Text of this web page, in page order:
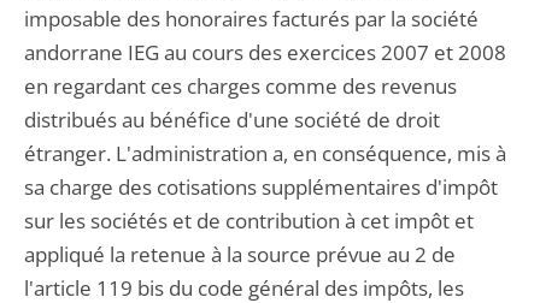
imposable des honoraires facturés par la société
andorrane IEG au cours des exercices 2007 et 2008
en regardant ces charges comme des revenus
distribués au bénéfice d'une société de droit
étranger. L'administration a, en conséquence, mis à
sa charge des cotisations supplémentaires d'impôt
sur les sociétés et de contribution à cet impôt et
appliqué la retenue à la source prévue au 2 de
l'article 119 bis du code général des impôts, les